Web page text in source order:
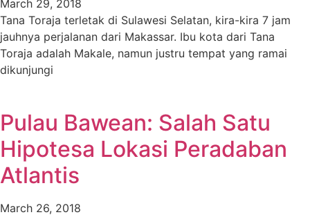
March 29, 2018
Tana Toraja terletak di Sulawesi Selatan, kira-kira 7 jam
jauhnya perjalanan dari Makassar. Ibu kota dari Tana
Toraja adalah Makale, namun justru tempat yang ramai
dikunjungi
Pulau Bawean: Salah Satu
Hipotesa Lokasi Peradaban
Atlantis
March 26, 2018